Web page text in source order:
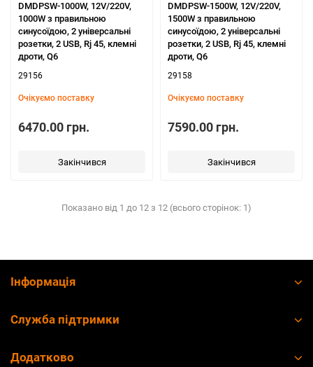
DMDPSW-1000W, 12V/220V,
1000W з правильною
синусоїдою, 2 універсальні
розетки, 2 USB, Rj 45, клемні
дроти, Q6
29156
Очікуємо поставку
6470.00 грн.
Закінчився
DMDPSW-1500W, 12V/220V,
1500W з правильною
синусоїдою, 2 універсальні
розетки, 2 USB, Rj 45, клемні
дроти, Q6
29158
Очікуємо поставку
7590.00 грн.
Закінчився
Показано від 1 до 12 з 12 (всього сторінок: 1)
Інформація
Служба підтримки
Додатково